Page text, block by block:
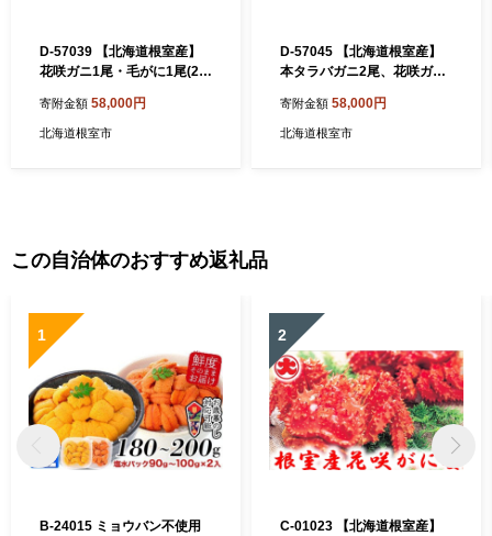
D-57039 【北海道根室産】
花咲ガニ1尾・毛がに1尾(2種
寄附金額 58,000円
北海道根室市
D-57045 【北海道根室産】
本タラバガニ2尾、花咲ガニ
前後)
寄附金額 58,000円
北海道根室市
この自治体のおすすめ返礼品
1
B-24015 ミョウバン不使用
2
C-01023 【北海道根室産】